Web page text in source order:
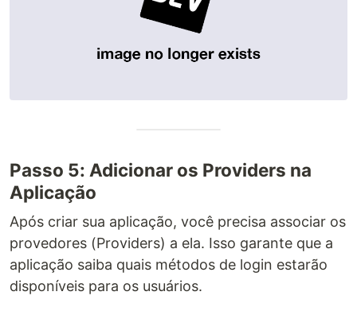
Passo 5: Adicionar os Providers na
Aplicação
Após criar sua aplicação, você precisa associar os
provedores (Providers) a ela. Isso garante que a
aplicação saiba quais métodos de login estarão
disponíveis para os usuários.